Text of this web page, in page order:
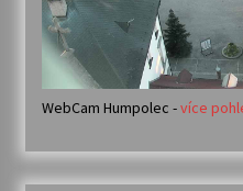
WebCam Humpolec -více